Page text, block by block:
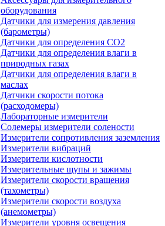
оборудования
Датчики для измерения давления
(барометры)
Датчики для определения CO2
Датчики для определения влаги в
природных газах
Датчики для определения влаги в
маслах
Датчики скорости потока
(расходомеры)
Лабораторные измерители
Солемеры измерители солености
Измерители сопротивления заземления
Измерители вибраций
Измерители кислотности
Измерительные щупы и зажимы
Измерители скорости вращения
(тахометры)
Измерители скорости воздуха
(анемометры)
Измерители уровня освещения